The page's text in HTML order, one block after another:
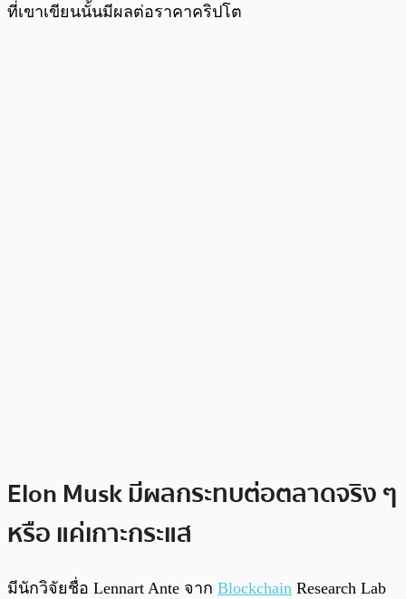
ที่เขาเขียนนั้นมีผลต่อราคาคริปโต
Elon Musk มีผลกระทบต่อตลาดจริง ๆ
หรือ แค่เกาะกระแส
มีนักวิจัยชื่อ Lennart Ante จาก Blockchain Research Lab